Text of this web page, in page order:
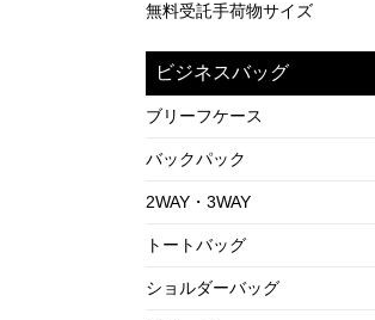
無料受託手荷物サイズ
ビジネスバッグ
ブリーフケース
バックパック
2WAY・3WAY
トートバッグ
ショルダーバッグ